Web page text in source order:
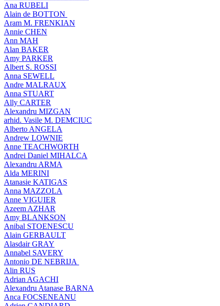
Ana RUBELI
Alain de BOTTON
Aram Μ. FRENKIAN
Annie CHEN
Ann MAH
Alan BAKER
Amy PARKER
Albert S. ROSSI
Anna SEWELL
Andre MALRAUX
Anna STUART
Ally CARTER
Alexandru MIZGAN
arhid. Vasile M. DEMCIUC
Alberto ANGELA
Andrew LOWNIE
Anne TEACHWORTH
Andrei Daniel MIHALCA
Alexandru ARMA
Alda MERINI
Atanasie KATIGAS
Anna MAZZOLA
Anne VIGUIER
Azeem AZHAR
Amy BLANKSON
Anibal STOENESCU
Alain GERBAULT
Alasdair GRAY
Annabel SAVERY
Antonio DE NEBRIJA
Alin RUS
Adrian AGACHI
Alexandru Atanase BARNA
Anca FOCSENEANU